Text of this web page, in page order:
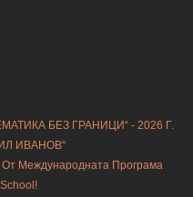
БЕЗ ГРАНИЦИ“ - 2026 Г.
ИВАНОВ“
Международната Програма